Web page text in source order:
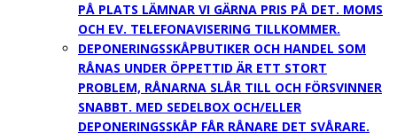
PÅ PLATS LÄMNAR VI GÄRNA PRIS PÅ DET. MOMS
OCH EV. TELEFONAVISERING TILLKOMMER.
DEPONERINGSSKÅPBUTIKER OCH HANDEL SOM
RÅNAS UNDER ÖPPETTID ÄR ETT STORT
PROBLEM, RÅNARNA SLÅR TILL OCH FÖRSVINNER
SNABBT. MED SEDELBOX OCH/ELLER
DEPONERINGSSKÅP FÅR RÅNARE DET SVÅRARE.